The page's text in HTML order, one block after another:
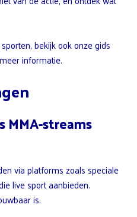
bekijk ook onze gids
informatie.
MMA-streams
via platforms zoals speciale
live sport aanbieden.
is.